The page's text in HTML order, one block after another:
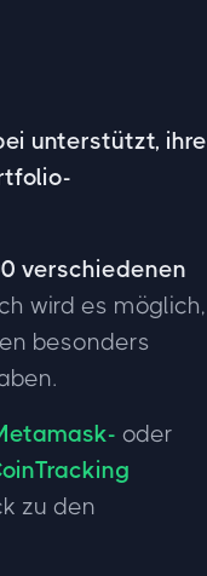
unterstützt, ihre
verschiedenen
wird es möglich,
besonders
oder
zu den